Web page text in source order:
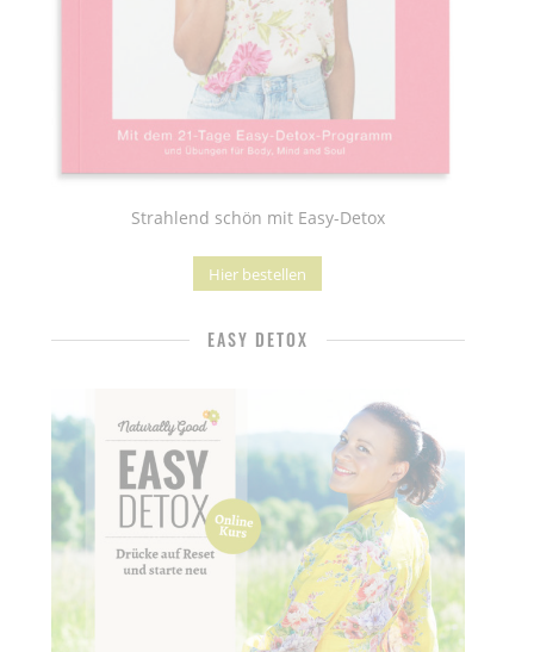
Strahlend schön mit Easy-Detox
Hier bestellen
EASY DETOX